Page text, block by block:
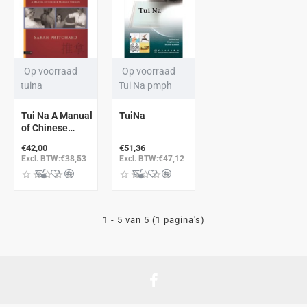
Op voorraad
tuina
Tui Na A Manual
of Chinese
Therapy
€42,00
Excl. BTW:€38,53
Op voorraad
Tui Na pmph
TuiNa
€51,36
Excl. BTW:€47,12
1 - 5 van 5 (1 pagina's)